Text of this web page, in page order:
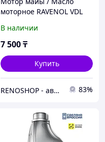
моторное RAVENOL VDL
В наличии
7 500₸
Купить
RENOSHOP - автозапчасти, тюнинг и аксессуары для автомобилей Renault, Largus, X-Ray, Vesta. 83%